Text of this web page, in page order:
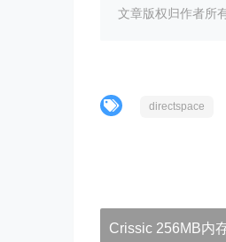
文章版权归作者所
directspace
Crissic 256MB内